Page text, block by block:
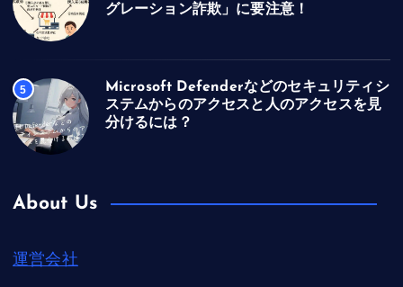
グレーション詐欺」に要注意！
5
Microsoft Defenderなどのセキュリティシ
ステムからのアクセスと人のアクセスを見
分けるには？
About Us
運営会社